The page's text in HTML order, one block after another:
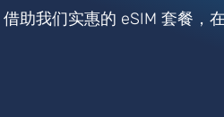
借助我们实惠的 eSIM 套餐，